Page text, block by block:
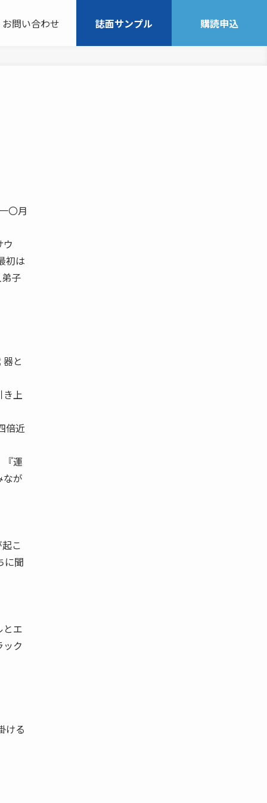
お問い合わせ 誌面サンプル 購読申込
〇月
初は
子
と
き上
倍近
運
が
こ
に聞
とエ
ク
ける